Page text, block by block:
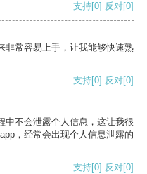
支持[0] 反对[0]
非常容易上手，让我能够快速熟
支持[0] 反对[0]
中不会泄露个人信息，这让我很
，经常会出现个人信息泄露的
支持[0] 反对[0]